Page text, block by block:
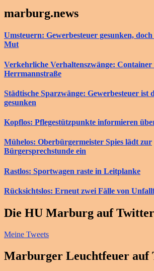
marburg.news
Umsteuern: Gewerbesteuer gesunken,
Mut
Verkehrliche Verhaltenszwänge:
Herrmannstraße
Städtische Sparzwänge: Gewerbesteuer ist
gesunken
Kopflos: Pflegestützpunkte informieren
Mühelos: Oberbürgermeister Spies lädt zur
Bürgersprechstunde ein
Rastlos: Sportwagen raste in Leitplanke
Rücksichtslos: Erneut zwei Fälle von
Die HU Marburg auf Twitter
Meine Tweets
Marburger Leuchtfeuer auf